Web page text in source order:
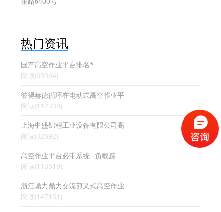
热门资讯
国产高空作业平台排名*
阅读(68964)
彼得赫德循环在电动式高空作业平
阅读(117338)
上海中盛锦程工业设备有限公司高
阅读(32692)
高空作业平台必带系统--负载感
阅读(113519)
浙江鼎力鼎力交流剪叉式高空作业
阅读(147151)